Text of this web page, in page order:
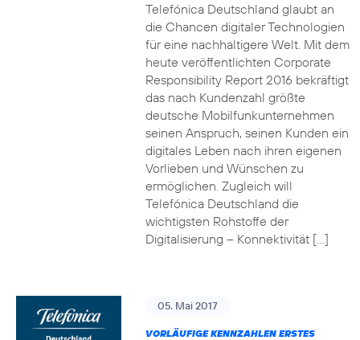
Telefónica Deutschland glaubt an
die Chancen digitaler Technologien
für eine nachhaltigere Welt. Mit dem
heute veröffentlichten Corporate
Responsibility Report 2016 bekräftigt
das nach Kundenzahl größte
deutsche Mobilfunkunternehmen
seinen Anspruch, seinen Kunden ein
digitales Leben nach ihren eigenen
Vorlieben und Wünschen zu
ermöglichen. Zugleich will
Telefónica Deutschland die
wichtigsten Rohstoffe der
Digitalisierung – Konnektivität […]
05. Mai 2017
VORLÄUFIGE KENNZAHLEN ERSTES